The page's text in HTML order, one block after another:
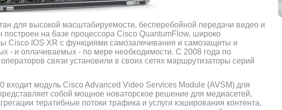
для высокой масштабируемости, бесперебойной передачи видео и
на базе процессора Cisco QuantumFlow, широко
Cisco IOS XR с функциями самозалечивания и самозащиты и
- и оплачиваемых - по мере необходимости. С 2008 года по
связи установили в своих сетях маршрутизаторы серий
входит модуль Cisco Advanced Video Services Module (AVSM) для
собой мощное новаторское решение для медиасетей,
тератибные потоки трафика и услуги кэширования контента,